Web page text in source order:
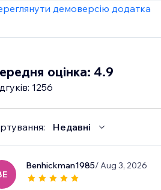
демоверсію додатка
оцінка: 4.9
1256
Недавні
Benhickman1985/ Aug 3, 2026